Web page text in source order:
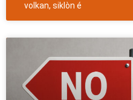
volkan, siklòn é